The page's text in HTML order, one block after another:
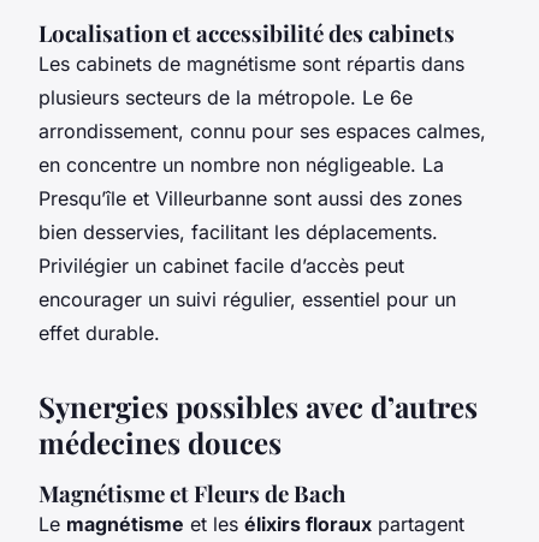
Localisation et accessibilité des cabinets
Les cabinets de magnétisme sont répartis dans
plusieurs secteurs de la métropole. Le 6e
arrondissement, connu pour ses espaces calmes,
en concentre un nombre non négligeable. La
Presqu’île et Villeurbanne sont aussi des zones
bien desservies, facilitant les déplacements.
Privilégier un cabinet facile d’accès peut
encourager un suivi régulier, essentiel pour un
effet durable.
Synergies possibles avec d’autres
médecines douces
Magnétisme et Fleurs de Bach
Le magnétisme et les élixirs floraux partagent